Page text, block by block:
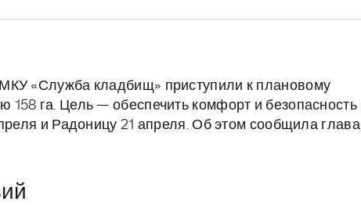
«Служба кладбищ» приступили к плановому
га. Цель — обеспечить комфорт и безопасность
и Радоницу 21 апреля. Об этом сообщила глава